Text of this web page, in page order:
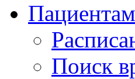
Пациентам
Поиск